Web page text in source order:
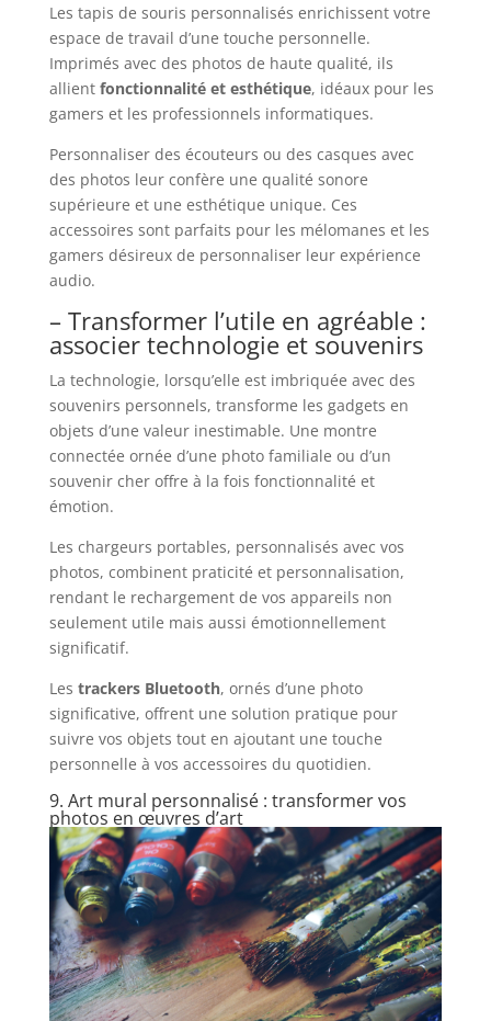
Les tapis de souris personnalisés enrichissent votre
espace de travail d’une touche personnelle.
Imprimés avec des photos de haute qualité, ils
allient fonctionnalité et esthétique, idéaux pour les
gamers et les professionnels informatiques.
Personnaliser des écouteurs ou des casques avec
des photos leur confère une qualité sonore
supérieure et une esthétique unique. Ces
accessoires sont parfaits pour les mélomanes et les
gamers désireux de personnaliser leur expérience
audio.
– Transformer l’utile en agréable :
associer technologie et souvenirs
La technologie, lorsqu’elle est imbriquée avec des
souvenirs personnels, transforme les gadgets en
objets d’une valeur inestimable. Une montre
connectée ornée d’une photo familiale ou d’un
souvenir cher offre à la fois fonctionnalité et
émotion.
Les chargeurs portables, personnalisés avec vos
photos, combinent praticité et personnalisation,
rendant le rechargement de vos appareils non
seulement utile mais aussi émotionnellement
significatif.
Les trackers Bluetooth, ornés d’une photo
significative, offrent une solution pratique pour
suivre vos objets tout en ajoutant une touche
personnelle à vos accessoires du quotidien.
9. Art mural personnalisé : transformer vos
photos en œuvres d’art